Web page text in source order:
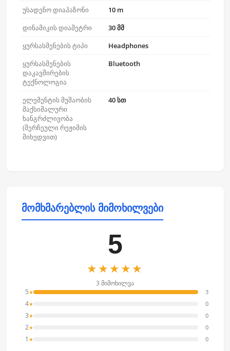
უსადენო დიაპაზონი
10 m
დინამიკის დიამეტრი
30 მმ
ყურსასმენების ტიპი
Headphones
ყურსასმენების
დაკავშირების
ტექნოლოგია
Bluetooth
ელემენტის მუშაობის
მაქსიმალური
ხანგრძლივობა
(შერჩეული რეჟიმის
მიხედვით)
40 სთ
მომხმარებლის მიმოხილვები
5
★★★★★
3 მიმოხილვა
5★ 3
4★ 0
3★ 0
2★ 0
1 ★ 0